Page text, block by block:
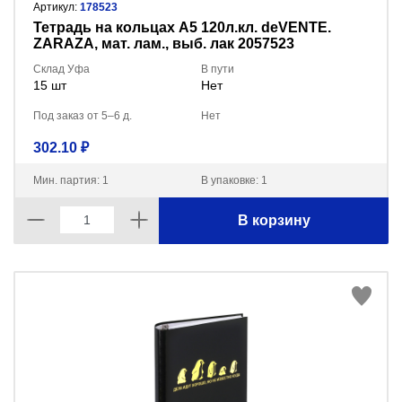
Артикул: 178523
Тетрадь на кольцах А5 120л.кл. deVENTE.
ZARAZA, мат. лам., выб. лак 2057523
Склад Уфа
15 шт
В пути
Нет
Под заказ от 5–6 д. Нет
302.10 ₽
Мин. партия: 1 В упаковке: 1
В корзину